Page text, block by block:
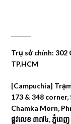
Trụ sở chính: 302
TP.HCM
[Campuchia]
173 & 348 corner,
Chamka Morn,
ផ្លូវលេខ ៣៧៤, ភ្នំពេញ